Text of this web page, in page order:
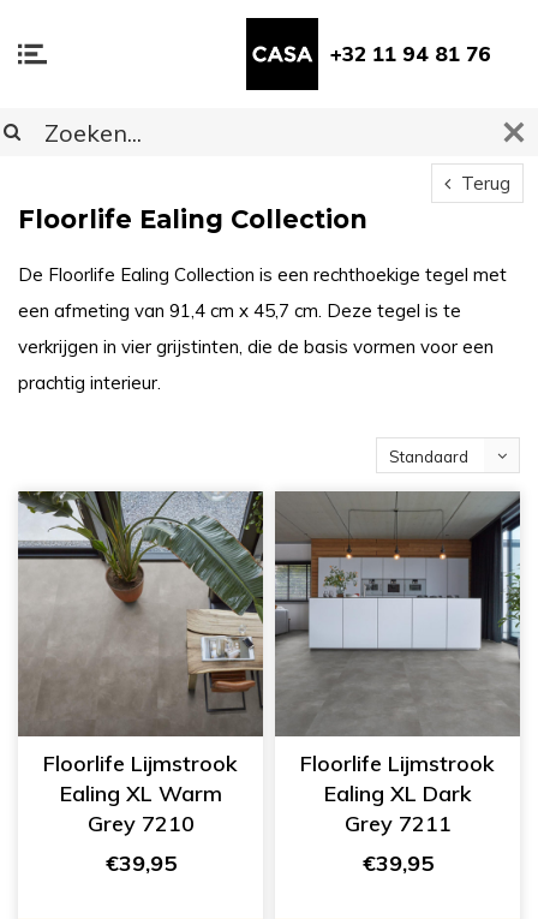
+32 11 94 81 76
Terug
Floorlife Ealing Collection
De Floorlife Ealing Collection is een rechthoekige tegel met
een afmeting van 91,4 cm x 45,7 cm. Deze tegel is te
verkrijgen in vier grijstinten, die de basis vormen voor een
prachtig interieur.
Standaard
Floorlife Lijmstrook
Ealing XL Warm
Grey 7210
€39,95
Floorlife Lijmstrook
Ealing XL Dark
Grey 7211
€39,95